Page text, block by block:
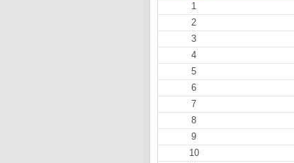
1
2
3
4
5
6
7
8
9
10